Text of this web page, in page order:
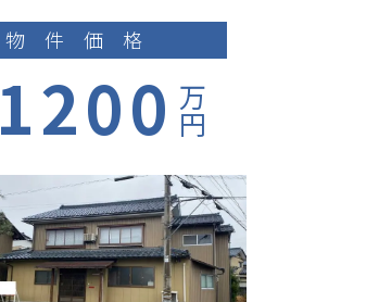
物件価格
1200 万
円